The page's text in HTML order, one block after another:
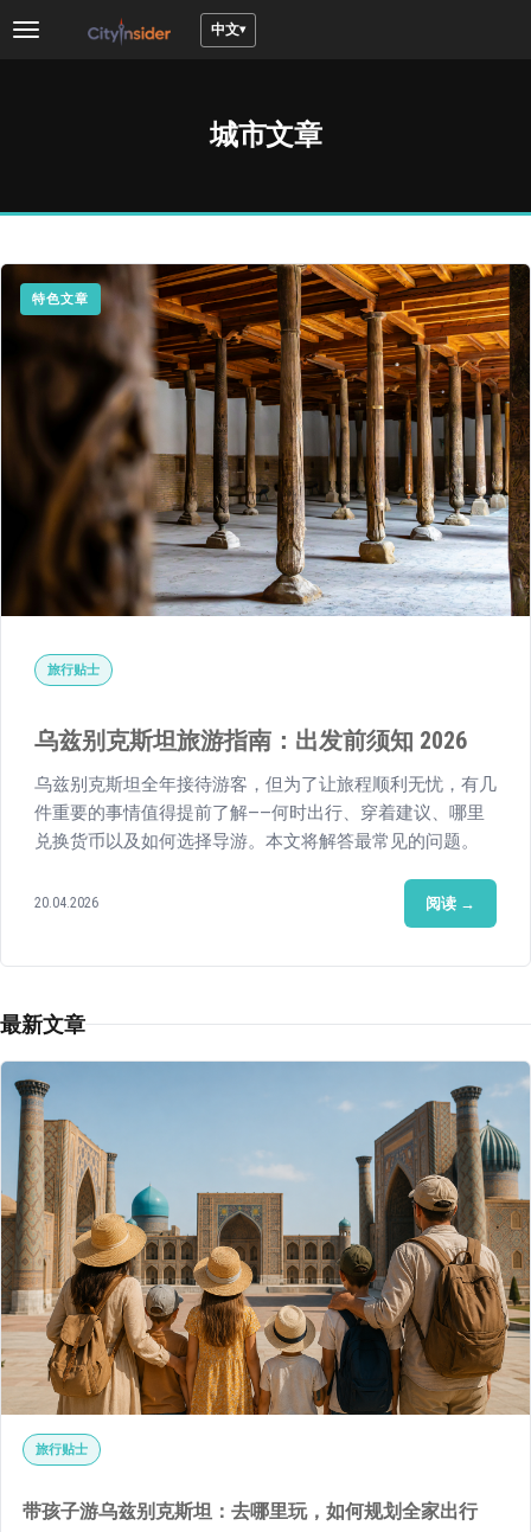
Toggle
中文
城市文章
特色文章
旅行贴士
乌兹别克斯坦旅游指南：出发前须知 2026
乌兹别克斯坦全年接待游客，但为了让旅程顺利无忧，有几
件重要的事情值得提前了解——何时出行、穿着建议、哪里
兑换货币以及如何选择导游。本文将解答最常见的问题。
20.04.2026 阅读 →
最新文章
旅行贴士
带孩子游乌兹别克斯坦：去哪里玩，如何规划全家出行